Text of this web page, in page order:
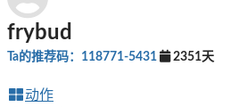
frybud
Ta的推荐码：118771-5431 2351天
动作